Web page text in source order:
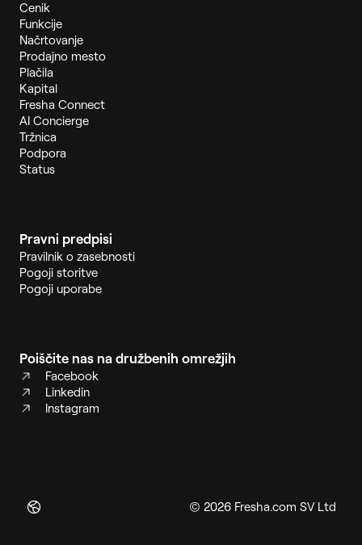
Cenik
Funkcije
Načrtovanje
Prodajno mesto
Plačila
Kapital
Fresha Connect
AI Concierge
Tržnica
Podpora
Status
Pravni predpisi
Pravilnik o zasebnosti
Pogoji storitve
Pogoji uporabe
Poiščite nas na družbenih omrežjih
Facebook
Linkedin
Instagram
© 2026 Fresha.com SV Ltd